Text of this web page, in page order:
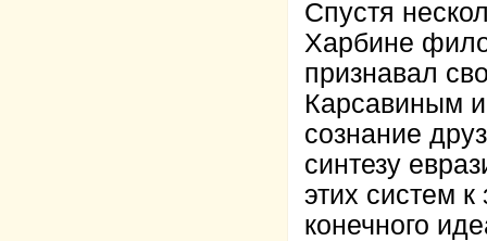
Спустя
Харбине
признавал
Карсавиным
сознание
синтезу
этих систем
конечного